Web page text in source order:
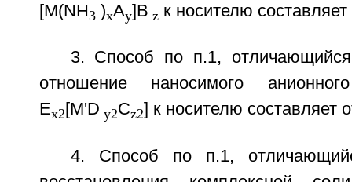
[М(NH3 )хАу]В z к носителю
3. Способ по п.1,
отношение наносимого
Ex2 [M'D у2Cz2] к носителю составляет
4. Способ по п.1,